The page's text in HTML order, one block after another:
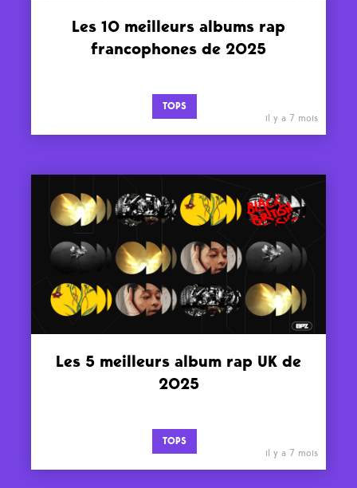
Les 10 meilleurs albums rap
francophones de 2025
TOPS
il y a 7 mois
Les 5 meilleurs album rap UK de
2025
TOPS
il y a 7 mois